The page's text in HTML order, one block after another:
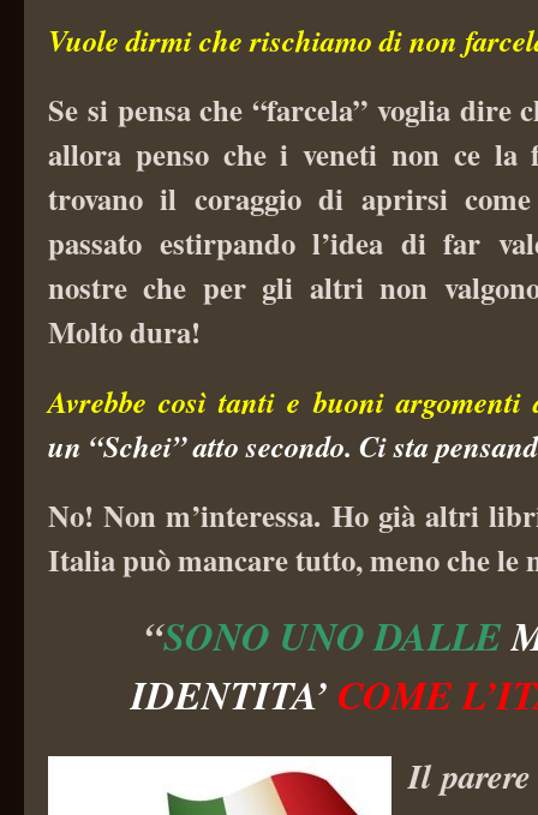
Vuole dirmi che rischiamo di non
Se si pensa che “farcela” voglia dire
allora penso che i veneti non ce la
trovano il coraggio di aprirsi
passato estirpando l’idea di far
nostre che per gli altri non
Molto dura!
Avrebbe così tanti e buoni argomenti
un “Schei” atto secondo. Ci sta
No! Non m’interessa. Ho già altri
Italia può mancare tutto, meno che le
“SONO UNODALLE
IDENTITA’ COME
Il